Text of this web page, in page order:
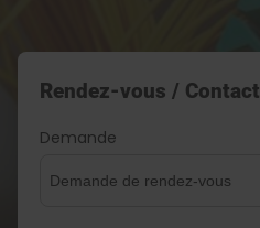
Rendez-vous / Contact
Demande